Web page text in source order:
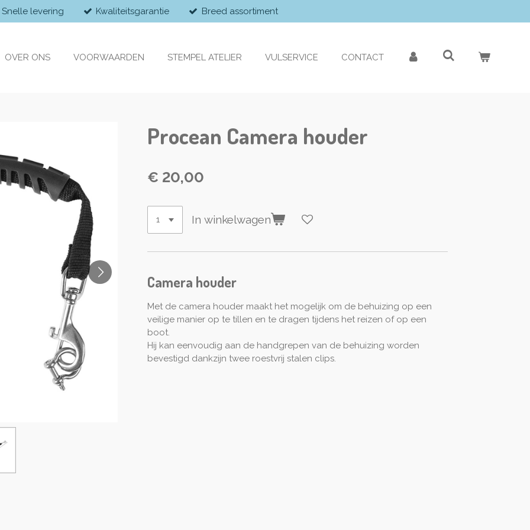
Snelle levering Kwaliteitsgarantie Breed assortiment
OVER ONS VOORWAARDEN STEMPEL ATELIER VULSERVICE CONTACT
Procean Camera houder
€ 20,00
In winkelwagen
Camera houder
Met de camera houder maakt het mogelijk om de behuizing op een
veilige manier op te tillen en te dragen tijdens het reizen of op een
boot.
Hij kan eenvoudig aan de handgrepen van de behuizing worden
bevestigd dankzijn twee roestvrij stalen clips.